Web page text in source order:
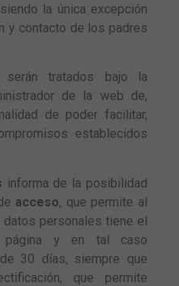
la única excepción
y contacto de los padres
serán tratados bajo la
de la web de,
de poder facilitar,
establecidos
informa de la posibilidad
acceso, que permite al
datos personales tiene el
página y en tal caso
30 días, siempre que
que permite